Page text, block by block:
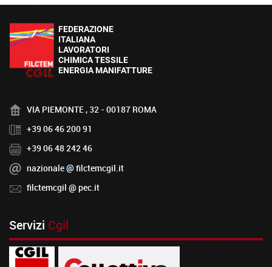
VIA PIEMONTE , 32 - 00187 ROMA
+39 06 46 200 91
+39 06 48 242 46
nazionale
filctemcgil.it
filctemcgil
pec.it
ServiziCgil